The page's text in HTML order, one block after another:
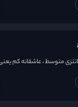
متوسط ، عاشقانه کم